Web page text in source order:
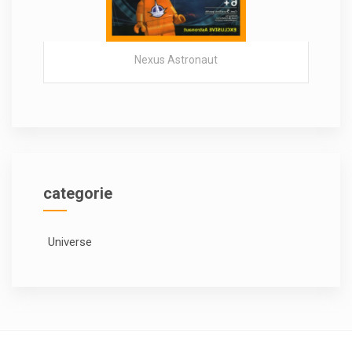
Nexus Astronaut
categorie
Universe